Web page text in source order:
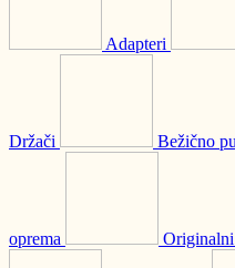
Adapteri
Držači Bežično
oprema